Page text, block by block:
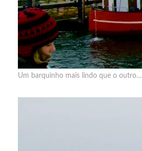
Um barquinho mais lindo que o outro…